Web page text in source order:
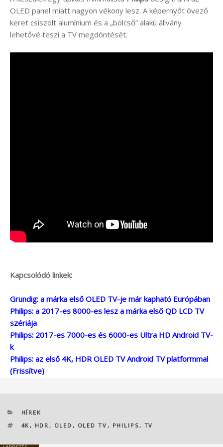
OLED panel miatt nagyon vékony lesz. A képernyőt övező
keret csiszolt alumínium és a „bölcső” alakú állvány
lehetővé teszi a TV megdöntését.
Kapcsolódó linkek:
Grundig: a márka első OLED TV-je már kapható Európában
Philips: a 2017-es 8000-es lesz a márka első QD LCD TV
szériája
Philips: 2017-es 7000-es és 6000-es Ultra HD Android TV-
k
Philips: az első 4K, HDR OLED TV Android TV platformmal
(Frissítve)
KATEGÓRIÁK
HÍREK
CÍMKÉK
4K , HDR , OLED , OLED TV , PHILIPS , TV